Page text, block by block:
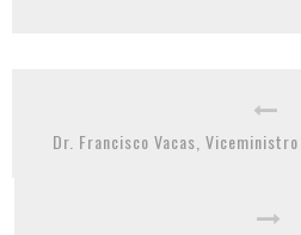
Dr. Francisco Vacas,